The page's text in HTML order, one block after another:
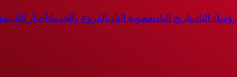
رؤساء النادىتاريخ النادىعضوية النادىالفروع والخدماتأخبار النادي